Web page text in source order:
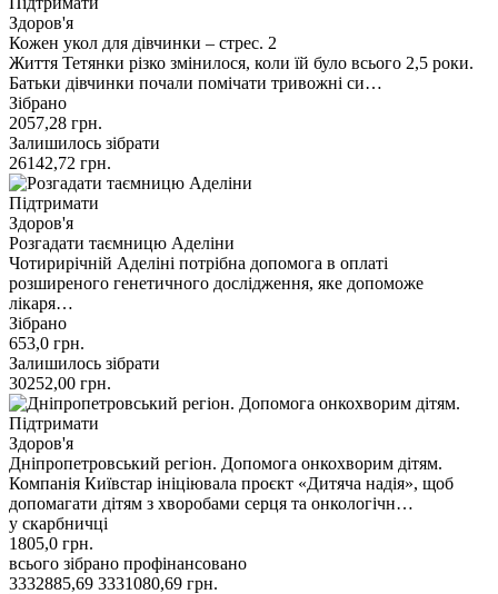
Здоров'я
Кожен укол для дівчинки – стрес. 2
Життя Тетянки різко змінилося, коли їй було всього 2,5 роки.
Батьки дівчинки почали помічати тривожні си…
Зібрано
2057,28 грн.
Залишилось зібрати
26142,72 грн.
Підтримати
Здоров'я
Розгадати таємницю Аделіни
Чотирирічній Аделіні потрібна допомога в оплаті
розширеного генетичного дослідження, яке допоможе
лікаря…
Зібрано
653,0 грн.
Залишилось зібрати
30252,00 грн.
Підтримати
Здоров'я
Дніпропетровський регіон. Допомога онкохворим дітям.
Компанія Київстар ініціювала проєкт «Дитяча надія», щоб
допомагати дітям з хворобами серця та онкологічн…
у скарбничці
1805,0 грн.
всього зібрано профінансовано
3332885,69 3331080,69 грн.